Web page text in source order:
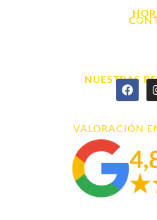
L. - S.
NUESTRAS
VALORACIÓN